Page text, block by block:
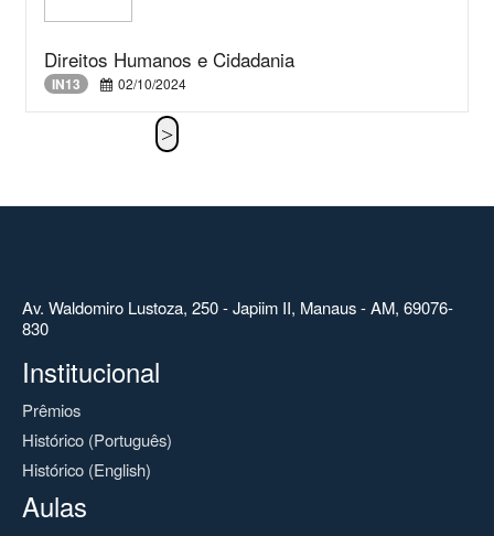
Direitos Humanos e Cidadania
IN13 02/10/2024
Av. Waldomiro Lustoza, 250 - Japiim II, Manaus - AM, 69076-
830
Institucional
Prêmios
Histórico (Português)
Histórico (English)
Aulas